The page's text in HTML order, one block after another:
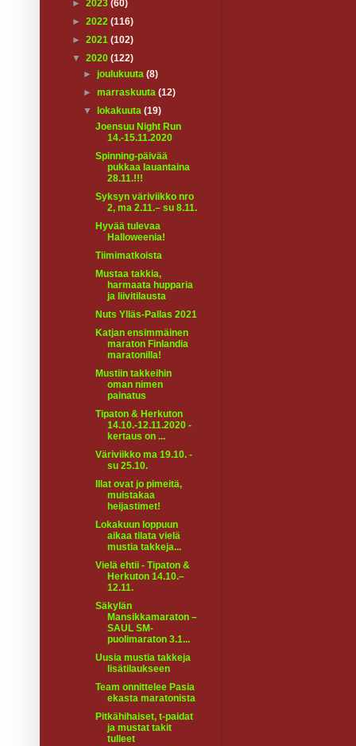
► 2023 (60)
► 2022 (116)
► 2021 (102)
▼ 2020 (122)
►joulukuuta(8)
►marraskuuta(12)
▼
lokakuuta(19)
Joensuu Night Run
14.-15.11.2020
Spinning-päivää
pukkaa lauantaina
28.11.!!!
Syksyn väriviikko nro
2, ma 2.11.– su 8.11.
Hyvää tulevaa
Halloweenia!
Tiimimatkoista
Mustaa takkia,
harmaata hupparia
ja liivitilausta
Nuts Ylläs-Pallas 2021
Katjan ensimmäinen
maraton Finlandia
maratonilla!
Mustiin takkeihin
oman nimen
painatus
Tipaton & Herkuton
14.10.-12.11.2020 -
kertaus on ...
Väriviikko ma 19.10. -
su 25.10.
Illat ovat jo pimeitä,
muistakaa
heijastimet!
Lokakuun loppuun
aikaa tilata vielä
mustia takkeja...
Vielä ehtii - Tipaton &
Herkuton 14.10.–
12.11.
Säkylän
Mansikkamaraton –
SAUL SM-
puolimaraton 3.1...
Uusia mustia takkeja
lisätilaukseen
Team onnittelee Pasia
ekasta maratonista
Pitkähihaiset, t-paidat
ja mustat takit
tulleet